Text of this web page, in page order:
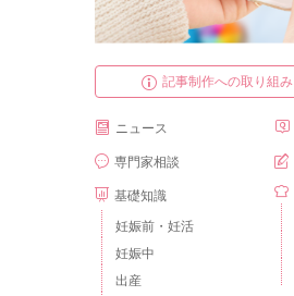
記事制作への取り組み
ニュース
専門家相談
基礎知識
妊娠前・妊活
妊娠中
出産